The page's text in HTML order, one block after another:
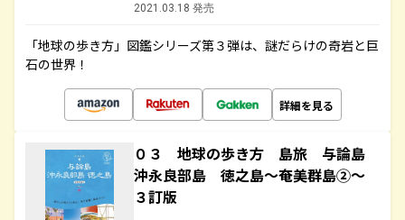
2021.03.18 発売
「地球の歩き方」図鑑シリーズ第３弾は、謎だらけの奇岩と巨
石の世界！
詳細を見る
０３ 地球の歩き方 島旅 与論島
沖永良部島 徳之島～奄美群島②～
３訂版